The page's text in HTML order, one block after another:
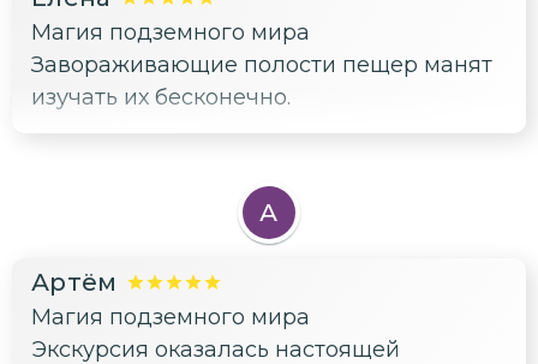
эмоциональный отклик.
Магия подземного мира
Завораживающие полости пещер манят
изучать их бесконечно.
А
Артём
Магия подземного мира
Экскурсия оказалась настоящей